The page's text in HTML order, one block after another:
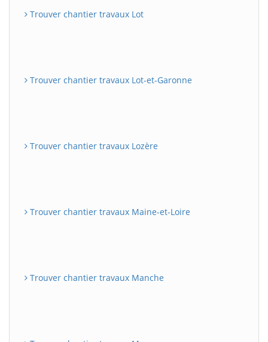
Trouver chantier travaux Lot
Trouver chantier travaux Lot-et-Garonne
Trouver chantier travaux Lozère
Trouver chantier travaux Maine-et-Loire
Trouver chantier travaux Manche